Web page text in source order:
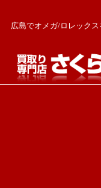
広島でオメガ/ロレック